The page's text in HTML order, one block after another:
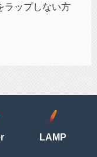
ラップしない方
LAMP